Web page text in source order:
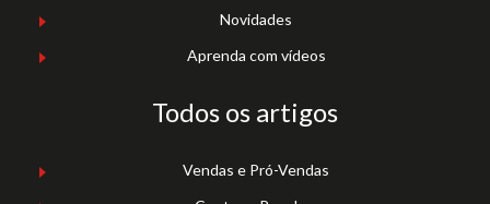
Novidades
Aprenda com vídeos
Todos os artigos
Vendas e Pró-Vendas